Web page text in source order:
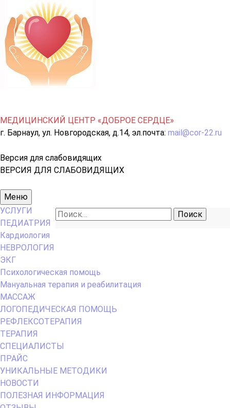
МЕДИЦИНСКИЙ ЦЕНТР «ДОБРОЕ СЕРДЦЕ»
г. Барнаул, ул. Новгородская, д.14, эл.почта: mail@cor-22.ru
Версия для слабовидящих
ВЕРСИЯ ДЛЯ СЛАБОВИДЯЩИХ
Основное
меню
Меню
Найти:
УСЛУГИ
ПЕДИАТРИЯ
Кардиология
НЕВРОЛОГИЯ
ЭКГ
Психологическая помощь
Мануальная терапия и реабилитация
МАССАЖ
ЛОГОПЕДИЧЕСКАЯ ПОМОЩЬ
РЕФЛЕКСОТЕРАПИЯ
ТЕРАПИЯ
СПЕЦИАЛИСТЫ
ПРАЙС
УНИКАЛЬНЫЕ МЕТОДИКИ
НОВОСТИ
ПОЛЕЗНАЯ ИНФОРМАЦИЯ